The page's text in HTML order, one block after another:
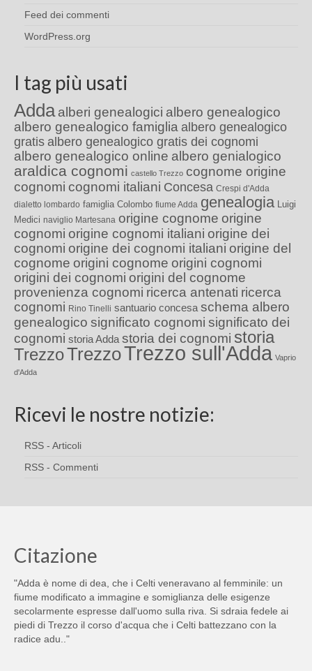
Feed dei commenti
WordPress.org
I tag più usati
Adda alberi genealogici albero genealogico
albero genealogico famiglia albero genealogico
gratis albero genealogico gratis dei cognomi
albero genealogico online albero genialogico
araldica cognomi castello Trezzo cognome origine
cognomi cognomi italiani Concesa Crespi d'Adda
dialetto lombardo famiglia Colombo fiume Adda genealogia Luigi
Medici naviglio Martesana origine cognome origine
cognomi origine cognomi italiani origine dei
cognomi origine dei cognomi italiani origine del
cognome origini cognome origini cognomi
origini dei cognomi origini del cognome
provenienza cognomi ricerca antenati ricerca
cognomi Rino Tinelli santuario concesa schema albero
genealogico significato cognomi significato dei
cognomi storia Adda storia dei cognomi storia
TrezzoTrezzoTrezzo sull'Adda Vaprio
d'Adda
Ricevi le nostre notizie:
RSS - Articoli
RSS - Commenti
Citazione
"Adda è nome di dea, che i Celti veneravano al femminile: un
fiume modificato a immagine e somiglianza delle esigenze
secolarmente espresse dall'uomo sulla riva. Si sdraia fedele ai
piedi di Trezzo il corso d'acqua che i Celti battezzano con la
radice adu.."